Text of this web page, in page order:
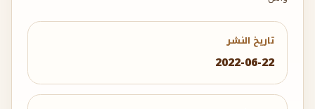
تاريخ النشر
2022-06-22